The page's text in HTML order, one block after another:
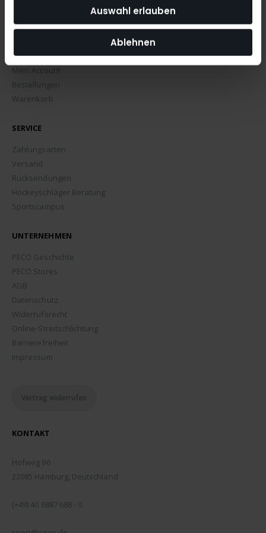
Auswahl erlauben
Ablehnen
Mein Account
Bestellungen
Warenkorb
SERVICE
Zahlungsarten
Versand
Rücksendungen
Hockeyschläger Beratung
Sportscampus
UNTERNEHMEN
PECO Geschichte
PECO Stores
AGB
Datenschutz
Widerrufsrecht
Online-Streitschlichtung
Barrierefreiheit
Impressum
Vertrag widerrufen
KONTAKT
Hofweg 96
22085 Hamburg, Deutschland
(+49) 40 6887 688 - 0